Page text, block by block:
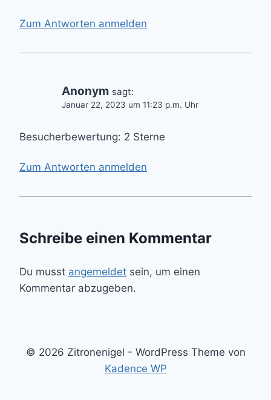
Zum Antworten anmelden
Anonym sagt:
Januar 22, 2023 um 11:23 p.m. Uhr
Besucherbewertung: 2 Sterne
Zum Antworten anmelden
Schreibe einen Kommentar
Du musst angemeldet sein, um einen
Kommentar abzugeben.
© 2026 Zitronenigel - WordPress Theme von
Kadence WP